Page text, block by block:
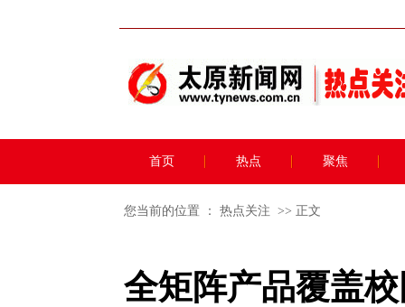
首页 热点 聚焦
您当前的位置 ： 热点关注 >> 正文
全矩阵产品覆盖